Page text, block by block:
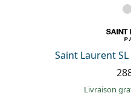
Saint Laurent SL
Livraison